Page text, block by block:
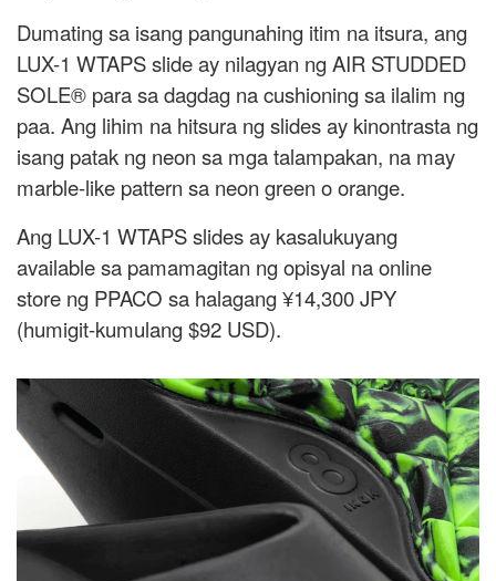
Dumating sa isang pangunahing itim na itsura, ang
LUX-1 WTAPS slide ay nilagyan ng AIR STUDDED
SOLE® para sa dagdag na cushioning sa ilalim ng
paa. Ang lihim na hitsura ng slides ay kinontrasta ng
isang patak ng neon sa mga talampakan, na may
marble-like pattern sa neon green o orange.
Ang LUX-1 WTAPS slides ay kasalukuyang
available sa pamamagitan ng opisyal na online
store ng PPACO sa halagang ¥14,300 JPY
(humigit-kumulang $92 USD).